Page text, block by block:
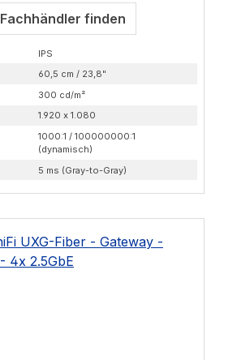
Fachhändler finden
IPS
60,5 cm / 23,8"
300 cd/m²
1.920 x 1.080
1000:1 / 100000000:1
(dynamisch)
5 ms (Gray-to-Gray)